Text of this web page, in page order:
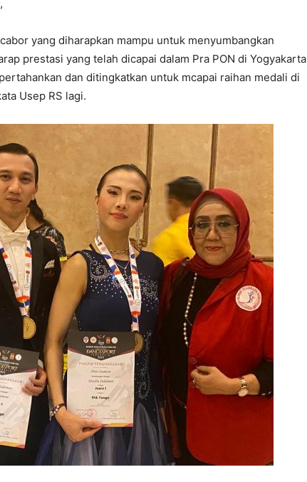
yang diharapkan mampu untuk menyumbangkan
prestasi yang telah dicapai dalam Pra PON di Yogyakarta
dan ditingkatkan untuk mcapai raihan medali di
Usep RS lagi.